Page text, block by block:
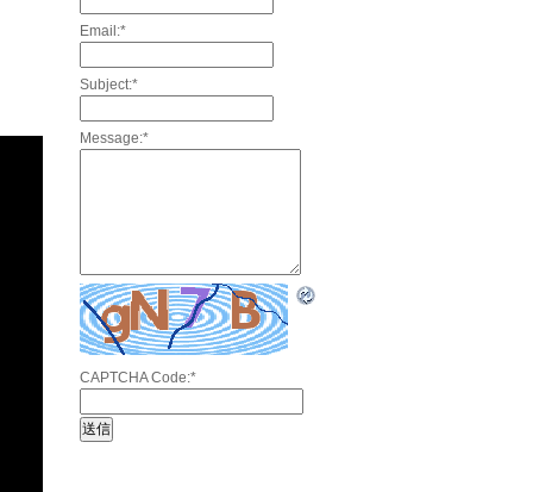
Email:*
Subject:*
Message:*
CAPTCHA Code:*